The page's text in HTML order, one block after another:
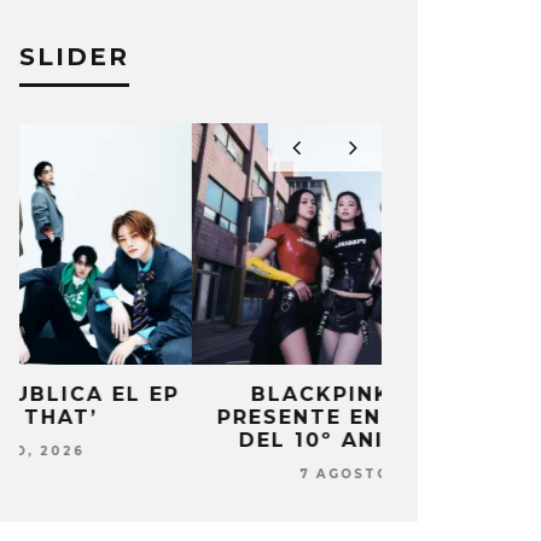
SLIDER
BLACKPINK ESTARÁ
PRESENTE EN SU EVENTO
DEL 10º ANIVERSARIO